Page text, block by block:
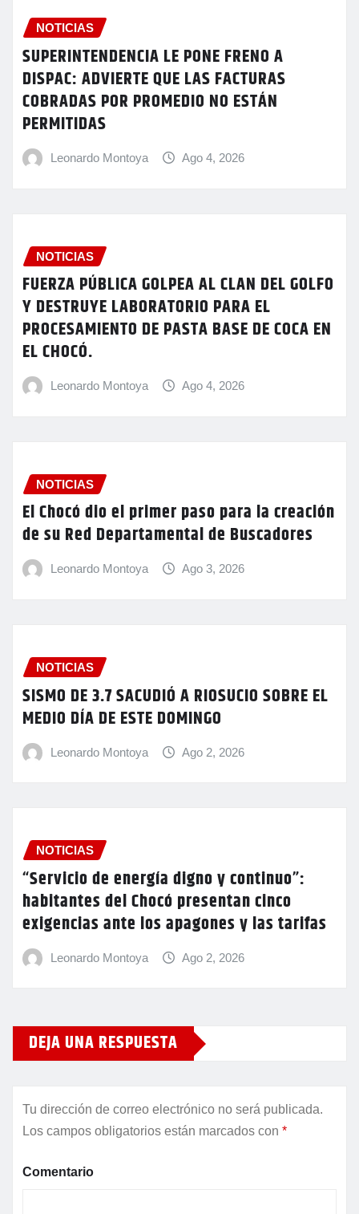
NOTICIAS
SUPERINTENDENCIA LE PONE FRENO A
DISPAC: ADVIERTE QUE LAS FACTURAS
COBRADAS POR PROMEDIO NO ESTÁN
PERMITIDAS
Leonardo Montoya Ago 4, 2026
NOTICIAS
FUERZA PÚBLICA GOLPEA AL CLAN DEL GOLFO
Y DESTRUYE LABORATORIO PARA EL
PROCESAMIENTO DE PASTA BASE DE COCA EN
EL CHOCÓ.
Leonardo Montoya Ago 4, 2026
NOTICIAS
El Chocó dio el primer paso para la creación
de su Red Departamental de Buscadores
Leonardo Montoya Ago 3, 2026
NOTICIAS
SISMO DE 3.7 SACUDIÓ A RIOSUCIO SOBRE EL
MEDIO DÍA DE ESTE DOMINGO
Leonardo Montoya Ago 2, 2026
NOTICIAS
“Servicio de energía digno y continuo”:
habitantes del Chocó presentan cinco
exigencias ante los apagones y las tarifas
Leonardo Montoya Ago 2, 2026
DEJA UNA RESPUESTA
Tu dirección de correo electrónico no será publicada.
Los campos obligatorios están marcados con *
Comentario